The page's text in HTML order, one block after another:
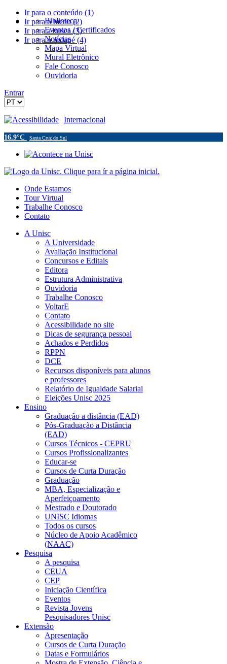
Ir para o conteúdo (1)
Ir para o menu (2)
Ir para a busca (3)
Ir para o rodapé (4)
Biblioteca
Eventos / Certificados
Notícias
Mapa Virtual
Mural Eletrônico
Fale Conosco
Ouvidoria
Entrar
Acessibilidade Internacional
16.9°C Santa Cruz do Sul
Onde Estamos
Tour Virtual
Trabalhe Conosco
Contato
A Unisc
A Universidade
Avaliação Institucional
Concursos e Editais
Editora
Estrutura Administrativa
Ouvidoria
Trabalhe Conosco
VoltarE
Contato
Acessibilidade no site
Dicas de segurança pessoal
Achados e Perdidos
RPPN
DCE
Recursos disponíveis para alunos
e professores
Relatório de Igualdade Salarial
Eleições Unisc 2025
Ensino
Graduação a distância (EAD)
Pós-Graduação a Distância
(EAD)
Cursos Técnicos - CEPRU
Cursos Profissionalizantes
Educar-se
Cursos de Curta Duração
Graduação
MBA, Especialização e
Aperfeiçoamento
Mestrado e Doutorado
UNISC Idiomas
Todos os cursos
Núcleo de Apoio Acadêmico
(NAAC)
Pesquisa
A pesquisa
CEUA
CEP
Iniciação Científica
Eventos
Revista Jovens
Pesquisadores Unisc
Extensão
Apresentação
Cursos de Curta Duração
Datas e Formulários